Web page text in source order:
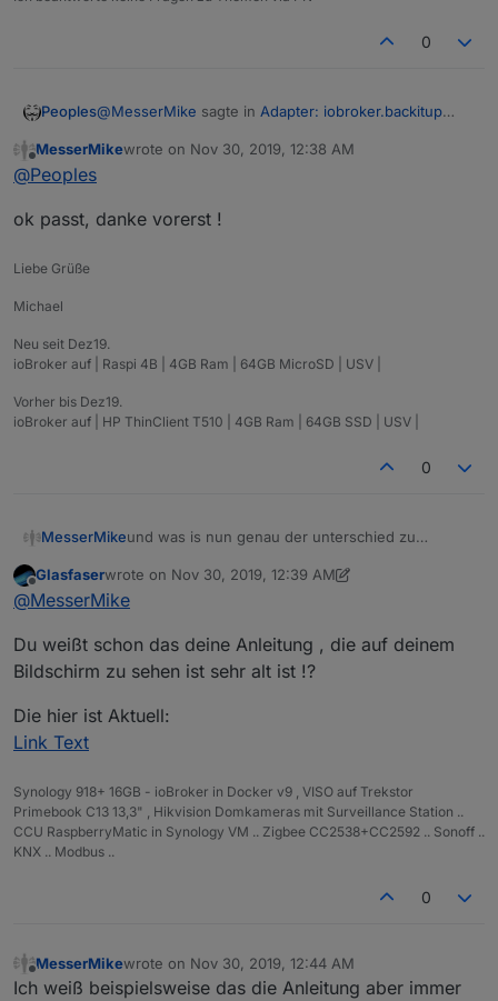
0
Peoples@MesserMike sagte in Adapter: iobroker.backitup
warum sind die ordner leer
Minimal
deine Persönlichen Sachen werden gesichert
Offline
MesserMikewrote on Nov 30, 2019, 12:38 AM
last edited by
@Peoples
ok passt, danke vorerst !
Liebe Grüße
Michael
Neu seit Dez19.
ioBroker auf | Raspi 4B | 4GB Ram | 64GB MicroSD | USV |
Vorher bis Dez19.
ioBroker auf | HP ThinClient T510 | 4GB Ram | 64GB SSD | USV |
0
MesserMikeund was is nun genau der unterschied zu
warum sind die ordner leer
so und schon gehts los.... installiert wird node 10
statt node 8, 4ter neustart trotz --purge remove
installation nach anleitung aus dem
iobroker.net/docu/index-15... bleibt die 10ner
installierten 8ter....
jemand was von clean aufsetzen wenn man DA
schon probleme hat TROTZ der anleitung und
nachher zum scheitern verurteilt... cleaninstall hin
oder her....
frust pur
Offline
Glasfaserwrote on Nov 30, 2019, 12:39 AM
last edited by Glasfaser Nov 30, 2019, 1:39 AM
@MesserMike
Du weißt schon das deine Anleitung , die auf deinem
Bildschirm zu sehen ist sehr alt ist !?
Die hier ist Aktuell:
Link Text
Synology 918+ 16GB - ioBroker in Docker v9 , VISO auf Trekstor
Primebook C13 13,3" , Hikvision Domkameras mit Surveillance Station ..
CCU RaspberryMatic in Synology VM .. Zigbee CC2538+CC2592 .. Sonoff ..
KNX .. Modbus ..
0
Offline
MesserMikewrote on Nov 30, 2019, 12:44 AM
last edited by
Ich weiß beispielsweise das die Anleitung aber immer